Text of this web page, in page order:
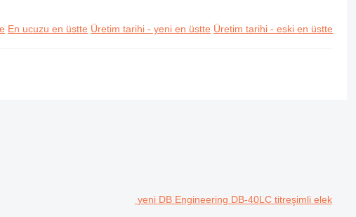
En ucuzu en üstte Üretim tarihi - yeni en üstte Üretim tarihi - eski en üstte
yeni DB Engineering DB-40LC titreşimli elek